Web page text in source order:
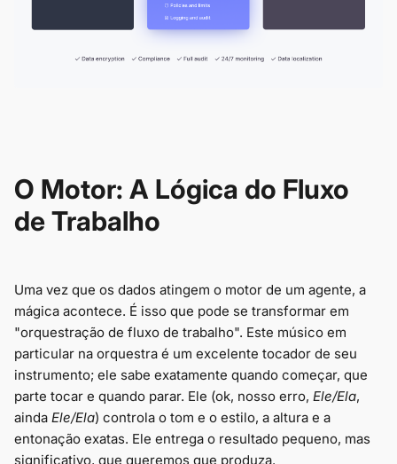
O Motor: A Lógica do Fluxo
de Trabalho
Uma vez que os dados atingem o motor de um agente, a
mágica acontece. É isso que pode se transformar em
"orquestração de fluxo de trabalho". Este músico em
particular na orquestra é um excelente tocador de seu
instrumento; ele sabe exatamente quando começar, que
parte tocar e quando parar. Ele (ok, nosso erro, Ele/Ela,
ainda Ele/Ela) controla o tom e o estilo, a altura e a
entonação exatas. Ele entrega o resultado pequeno, mas
significativo, que queremos que produza.